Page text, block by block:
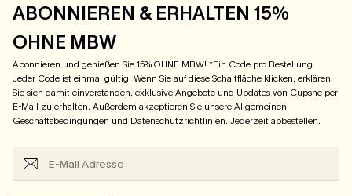
ABONNIEREN & ERHALTEN 15%
OHNE MBW
Abonnieren und genießen Sie 15% OHNE MBW! *Ein Code pro Bestellung.
Jeder Code ist einmal gültig. Wenn Sie auf diese Schaltfläche klicken, erklären
Sie sich damit einverstanden, exklusive Angebote und Updates von Cupshe per
E-Mail zu erhalten. Außerdem akzeptieren Sie unsereAllgemeinen
Geschäftsbedingungen und Datenschutzrichtlinien. Jederzeit abbestellen.